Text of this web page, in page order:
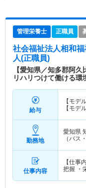
管理栄養士 正職員
社会福祉法人相和
人(正職員)
【愛知県／知多郡阿
リハリつけて働ける環
給与
【モデ
【モデ
勤務地
愛知県
（バス
仕事内容
【仕事
把握 ・